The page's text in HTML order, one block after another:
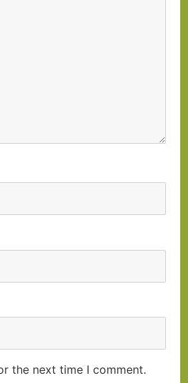
the next time I comment.